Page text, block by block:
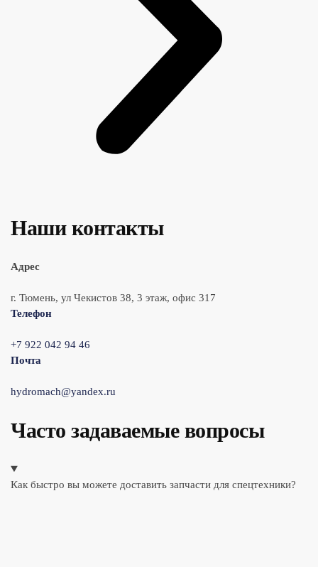
Наши контакты
Адрес
г. Тюмень, ул Чекистов 38, 3 этаж, офис 317
Телефон
+7 922 042 94 46
Почта
hydromach@yandex.ru
Часто задаваемые вопросы
Как быстро вы можете доставить запчасти для спецтехники?